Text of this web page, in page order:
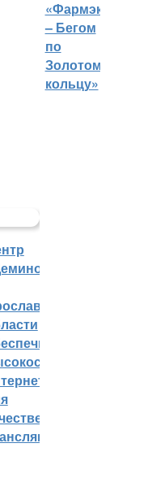
«Фармэко
– Бегом
по
Золотому
кольцу»